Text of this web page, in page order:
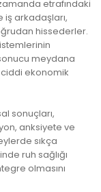
etrafındaki
iş arkadaşları,
hissederler.
meydana
ekonomik
sonuçları,
anksiyete ve
sıkça
ruh sağlığı
olmasını